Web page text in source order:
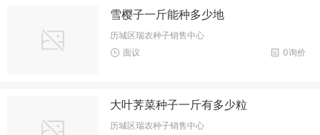
雪樱子一斤能种多少地
历城区瑞农种子销售中心
0询价
面议
大叶荠菜种子一斤有多少粒
历城区瑞农种子销售中心